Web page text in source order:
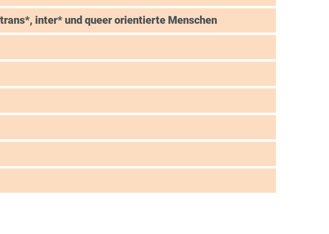
inter* und queer orientierte Menschen